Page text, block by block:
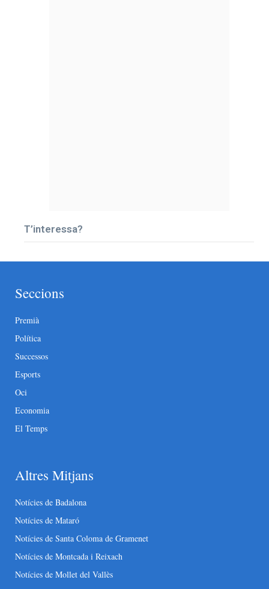
T’interessa?
Seccions
Premià
Política
Successos
Esports
Oci
Economia
El Temps
Altres Mitjans
Notícies de Badalona
Notícies de Mataró
Notícies de Santa Coloma de Gramenet
Notícies de Montcada i Reixach
Notícies de Mollet del Vallès